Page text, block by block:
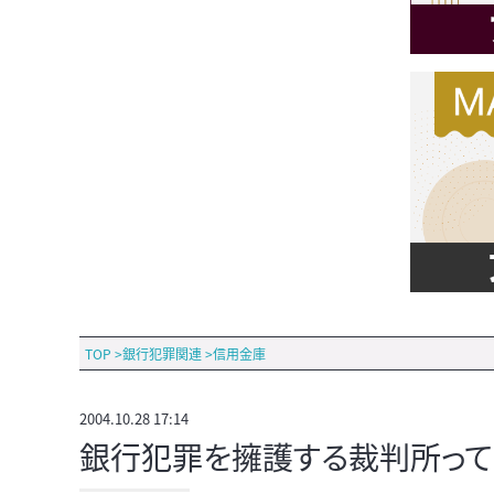
TOP >銀行犯罪関連>信用金庫
2004.10.28 17:14
銀行犯罪を擁護する裁判所っ